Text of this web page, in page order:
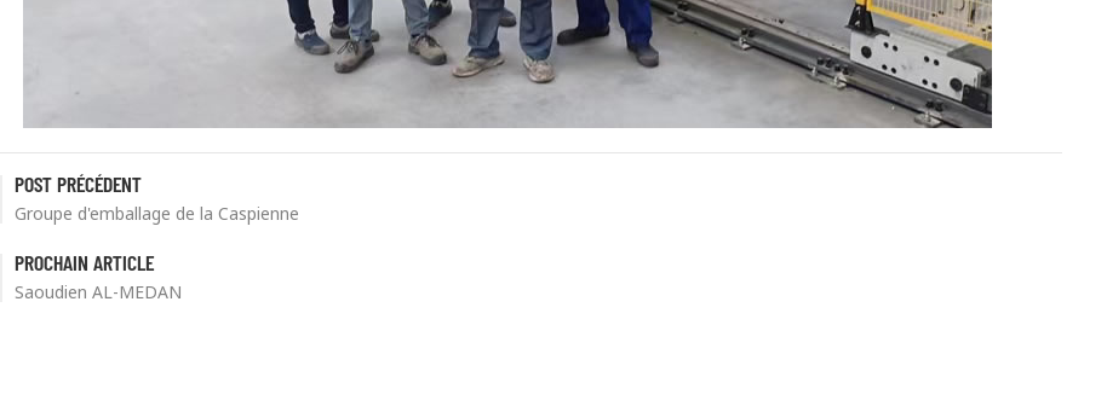
POST PRÉCÉDENT
Groupe d'emballage de la Caspienne
PROCHAIN ARTICLE
Saoudien AL-MEDAN